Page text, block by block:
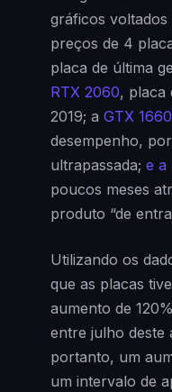
gráficos voltados
preços de 4
placa de última
RTX 2060, placa
2019; a GTX
desempenho,
ultrapassada; e a
poucos meses
produto “de
Utilizando os
que as placas
aumento de
entre julho deste
portanto, um
um intervalo de